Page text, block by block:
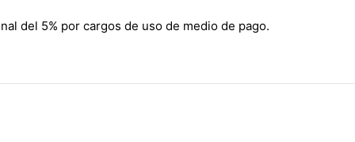
del 5% por cargos de uso de medio de pago.